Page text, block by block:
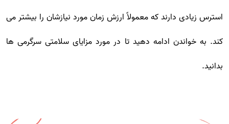
استرس زیادی دارند که معمولاً ارزش زمان مورد نیازشان را بیشتر می
کند. به خواندن ادامه دهید تا در مورد مزایای سلامتی سرگرمی ها
بدانید.